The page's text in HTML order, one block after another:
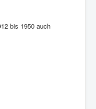
bis 1950 auch